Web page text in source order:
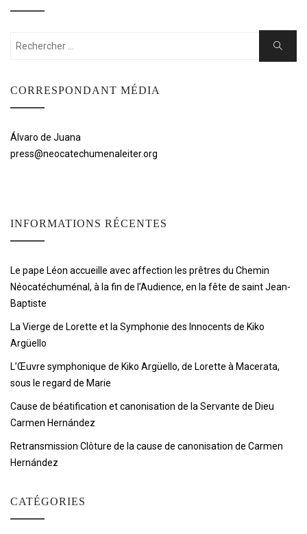
Rechercher:
Chercher
CORRESPONDANT MÉDIA
Álvaro de Juana
press@neocatechumenaleiter.org
INFORMATIONS RÉCENTES
Le pape Léon accueille avec affection les prêtres du Chemin
Néocatéchuménal, à la fin de l’Audience, en la fête de saint Jean-
Baptiste
La Vierge de Lorette et la Symphonie des Innocents de Kiko
Argüello
L’Œuvre symphonique de Kiko Argüello, de Lorette à Macerata,
sous le regard de Marie
Cause de béatification et canonisation de la Servante de Dieu
Carmen Hernández
Retransmission Clôture de la cause de canonisation de Carmen
Hernández
CATÉGORIES